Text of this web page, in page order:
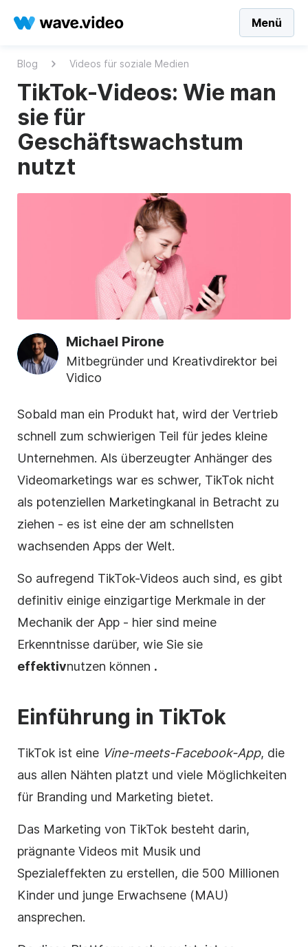
Menü
Blog Videos für soziale Medien
TikTok-Videos: Wie man
sie für
Geschäftswachstum
nutzt
Michael Pirone
Mitbegründer und Kreativdirektor bei
Vidico
Sobald man ein Produkt hat, wird der Vertrieb
schnell zum schwierigen Teil für jedes kleine
Unternehmen. Als überzeugter Anhänger des
Videomarketings war es schwer, TikTok nicht
als potenziellen Marketingkanal in Betracht zu
ziehen - es ist eine der am schnellsten
wachsenden Apps der Welt.
So aufregend TikTok-Videos auch sind, es gibt
definitiv einige einzigartige Merkmale in der
Mechanik der App - hier sind meine
Erkenntnisse darüber, wie Sie sie
effektivnutzen können .
Einführung in TikTok
TikTok ist eine Vine-meets-Facebook-App, die
aus allen Nähten platzt und viele Möglichkeiten
für Branding und Marketing bietet.
Das Marketing von TikTok besteht darin,
prägnante Videos mit Musik und
Spezialeffekten zu erstellen, die 500 Millionen
Kinder und junge Erwachsene (MAU)
ansprechen.